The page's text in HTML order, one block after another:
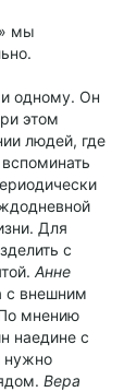
мы
одному. Он
этом
людей, где
Для
с
Анне
с внешним
мнению
наедине с
нужно
Вера